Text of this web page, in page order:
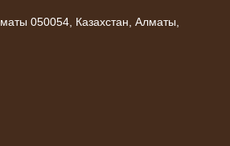
050054, Казахстан, Алматы,